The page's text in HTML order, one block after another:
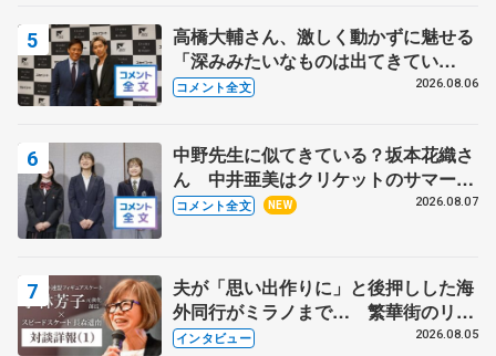
高橋大輔さん、激しく動かずに魅せる
「深みみたいなものは出てきてい
る？」 〝兄さん〟と慕うレジェンド
コメント全文 2026.08.06
中野先生に似てきている？坂本花織さ
ん 中井亜美はクリケットのサマーキ
ャンプに 島田麻央はたくさん試合に
コメント全文 NEW 2026.08.07
夫が「思い出作りに」と後押しした海
外同行がミラノまで… 繁華街のリン
クでは不良のお兄さんも味方に 小林
インタビュー 2026.08.05